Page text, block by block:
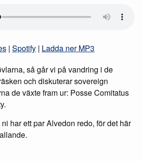
| Spotify | Ladda ner MP3
så går vi på vandring i de
och diskuterar sovereign
de växte fram ur: Posse Comitatus
har ett par Alvedon redo, för det här